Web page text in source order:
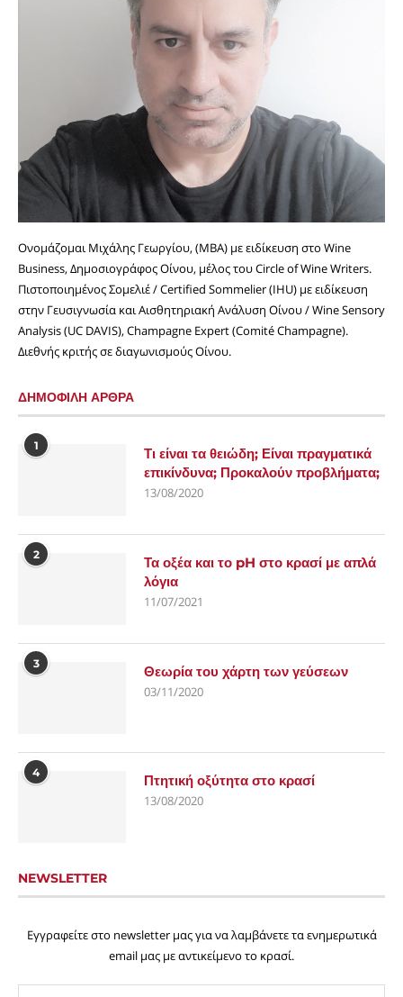
Ονομάζομαι Μιχάλης Γεωργίου, (MBA) με ειδίκευση στο Wine
Business, Δημοσιογράφος Οίνου, μέλος του Circle of Wine Writers.
Πιστοποιημένος Σομελιέ / Certified Sommelier (IHU) με ειδίκευση
στην Γευσιγνωσία και Αισθητηριακή Ανάλυση Οίνου / Wine Sensory
Analysis (UC DAVIS), Champagne Expert (Comité Champagne).
Διεθνής κριτής σε διαγωνισμούς Οίνου.
ΔΗΜΟΦΙΛΗ ΑΡΘΡΑ
1
Τι είναι τα θειώδη; Είναι πραγματικά
επικίνδυνα; Προκαλούν προβλήματα;
13/08/2020
2
Τα οξέα και το pH στο κρασί με απλά
λόγια
11/07/2021
3 Θεωρία του χάρτη των γεύσεων
03/11/2020
4 Πτητική οξύτητα στο κρασί
13/08/2020
NEWSLETTER
Εγγραφείτε στο newsletter μας για να λαμβάνετε τα ενημερωτικά
email μας με αντικείμενο το κρασί.